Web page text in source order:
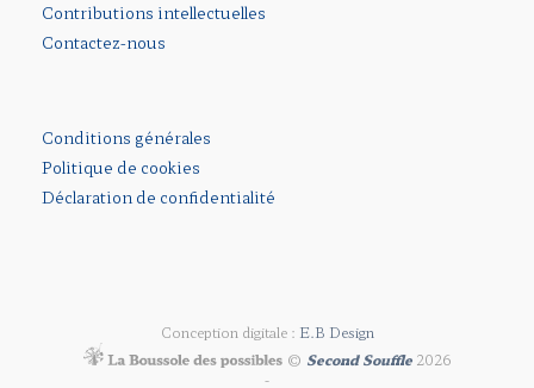
Contributions intellectuelles
Contactez-nous
Conditions générales
Politique de cookies
Déclaration de confidentialité
Conception digitale : E.B Design
© Second Souffle2026